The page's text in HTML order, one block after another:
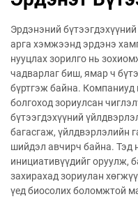
Эрдэнэний
арга хэмжээнд эрдэнэ
нууцлах зорилго нь
чадварлаг биш, ямар ч
бүртгэж байна. Компаниуд
болгоход зориулсан
бүтээгдэхүүний
багасгаж, үйлдвэрлэлийн
шийдэл авчирч байна. Тэд
инициативүүдийг оруулж,
захирахад зориулан
үед биосолих боломжтой